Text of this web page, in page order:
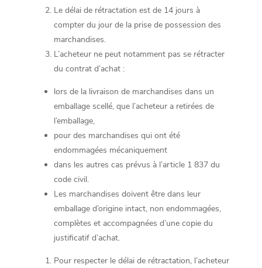
Le délai de rétractation est de 14 jours à
compter du jour de la prise de possession des
marchandises.
L’acheteur ne peut notamment pas se rétracter
du contrat d’achat :
lors de la livraison de marchandises dans un
emballage scellé, que l’acheteur a retirées de
l’emballage,
pour des marchandises qui ont été
endommagées mécaniquement
dans les autres cas prévus à l’article 1 837 du
code civil.
Les marchandises doivent être dans leur
emballage d’origine intact, non endommagées,
complètes et accompagnées d’une copie du
justificatif d’achat.
Pour respecter le délai de rétractation, l’acheteur